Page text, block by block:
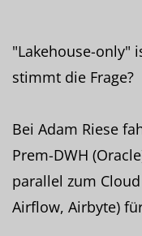
"Lakehouse-only"
stimmt die Frage?
Bei Adam Riese
Prem-DWH
parallel zum
Airflow, Airbyte)